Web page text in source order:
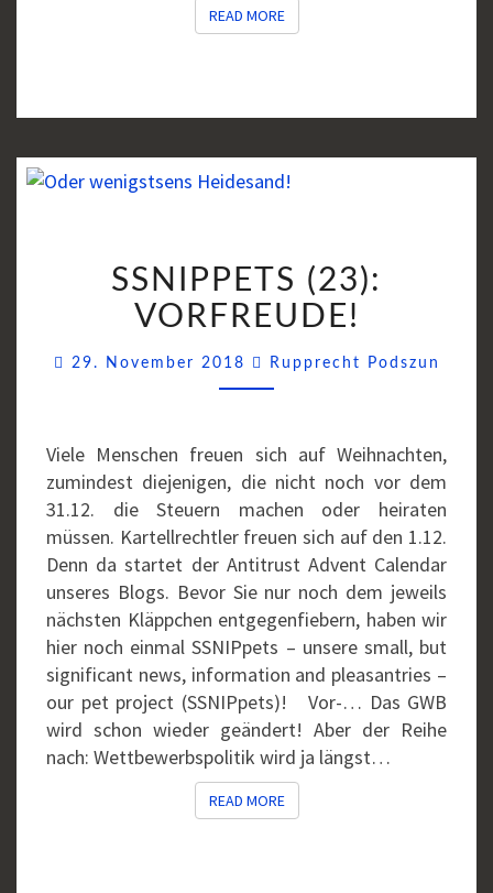
READ MOREREAD MORE
(23):
VORFREUDE!
SSNIPPETS (23):
VORFREUDE!
29. November 2018 Rupprecht Podszun
Viele Menschen freuen sich auf Weihnachten,
zumindest diejenigen, die nicht noch vor dem
31.12. die Steuern machen oder heiraten
müssen. Kartellrechtler freuen sich auf den 1.12.
Denn da startet der Antitrust Advent Calendar
unseres Blogs. Bevor Sie nur noch dem jeweils
nächsten Kläppchen entgegenfiebern, haben wir
hier noch einmal SSNIPpets – unsere small, but
significant news, information and pleasantries –
our pet project (SSNIPpets)! Vor-… Das GWB
wird schon wieder geändert! Aber der Reihe
nach: Wettbewerbspolitik wird ja längst…
READ MOREREAD MORE